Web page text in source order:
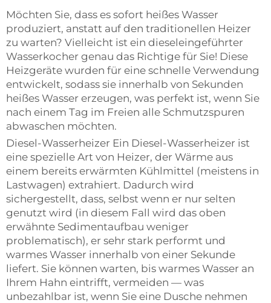
Möchten Sie, dass es sofort heißes Wasser
produziert, anstatt auf den traditionellen Heizer
zu warten? Vielleicht ist ein dieseleingeführter
Wasserkocher genau das Richtige für Sie! Diese
Heizgeräte wurden für eine schnelle Verwendung
entwickelt, sodass sie innerhalb von Sekunden
heißes Wasser erzeugen, was perfekt ist, wenn Sie
nach einem Tag im Freien alle Schmutzspuren
abwaschen möchten.
Diesel-Wasserheizer Ein Diesel-Wasserheizer ist
eine spezielle Art von Heizer, der Wärme aus
einem bereits erwärmten Kühlmittel (meistens in
Lastwagen) extrahiert. Dadurch wird
sichergestellt, dass, selbst wenn er nur selten
genutzt wird (in diesem Fall wird das oben
erwähnte Sedimentaufbau weniger
problematisch), er sehr stark performt und
warmes Wasser innerhalb von einer Sekunde
liefert. Sie können warten, bis warmes Wasser an
Ihrem Hahn eintrifft, vermeiden — was
unbezahlbar ist, wenn Sie eine Dusche nehmen